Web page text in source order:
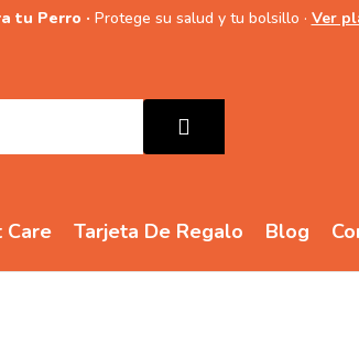
tu Perro · Protege su salud y tu bolsillo · Ver
Care Tarjeta De Regalo Blog